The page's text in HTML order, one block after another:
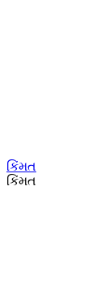
કિંમત
કિંમત